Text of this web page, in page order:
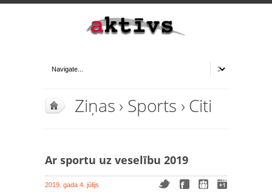
Ziņas › Sports › Citi
Ar sportu uz veselību 2019
2019. gada 4. jūlijs